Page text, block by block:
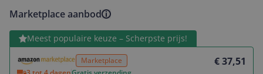
Marketplace aanbod
Meest populaire keuze – Scherpste prijs!
Marketplace € 37,51
Bekijk product